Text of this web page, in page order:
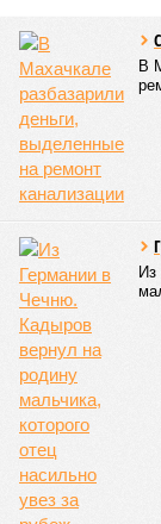
ориентировочно
В Чародинском
транспортное
восстановлено
пути к двум
Ранее в
метров и
был объявлен
республике